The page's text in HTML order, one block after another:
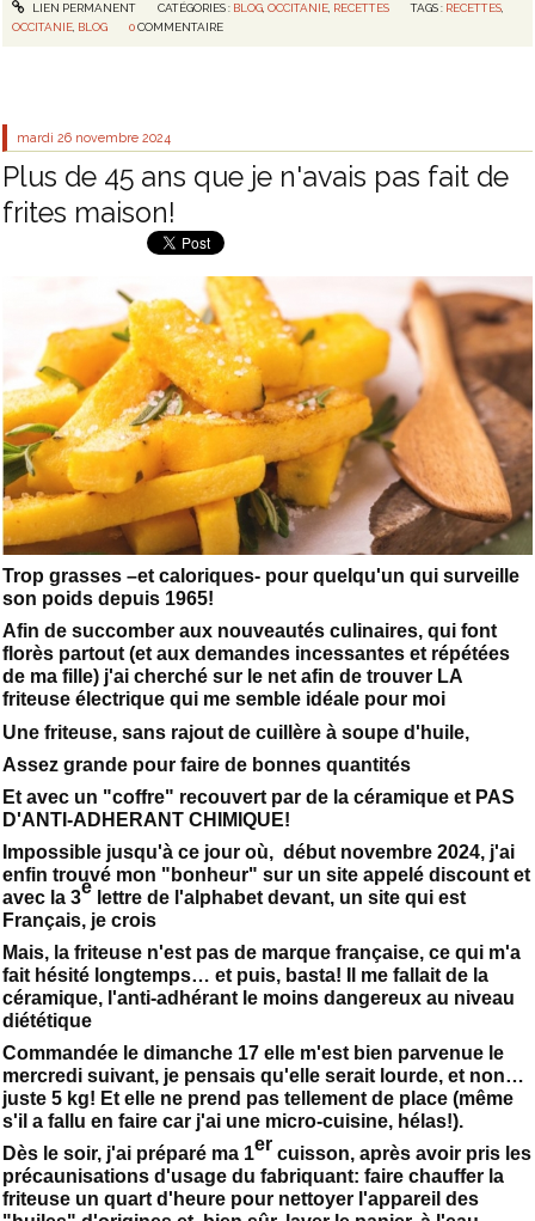
LIEN PERMANENT CATÉGORIES : BLOG, OCCITANIE, RECETTES TAGS : RECETTES
OCCITANIE BLOG 0 COMMENTAIRE
mardi 26 novembre 2024
Plus de 45 ans que je n'avais pas fait de
frites maison!
Trop grasses –et caloriques- pour quelqu'un qui surveille
son poids depuis 1965!
Afin de succomber aux nouveautés culinaires, qui font
florès partout (et aux demandes incessantes et répétées
de ma fille) j'ai cherché sur le net afin de trouver LA
friteuse électrique qui me semble idéale pour moi
Une friteuse, sans rajout de cuillère à soupe d'huile,
Assez grande pour faire de bonnes quantités
Et avec un "coffre" recouvert par de la céramique et PAS
D'ANTI-ADHERANT CHIMIQUE!
Impossible jusqu'à ce jour où, début novembre 2024, j'ai
enfin trouvé mon "bonheur" sur un site appelé discount et
avec la 3e lettre de l'alphabet devant, un site qui est
Français, je crois
Mais, la friteuse n'est pas de marque française, ce qui m'a
fait hésité longtemps… et puis, basta! Il me fallait de la
céramique, l'anti-adhérant le moins dangereux au niveau
diététique
Commandée le dimanche 17 elle m'est bien parvenue le
mercredi suivant, je pensais qu'elle serait lourde, et non…
juste 5 kg! Et elle ne prend pas tellement de place (même
s'il a fallu en faire car j'ai une micro-cuisine, hélas!).
Dès le soir, j'ai préparé ma 1er cuisson, après avoir pris les
précaunisations d'usage du fabriquant: faire chauffer la
friteuse un quart d'heure pour nettoyer l'appareil des